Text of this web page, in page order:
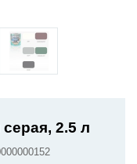
2.5 л